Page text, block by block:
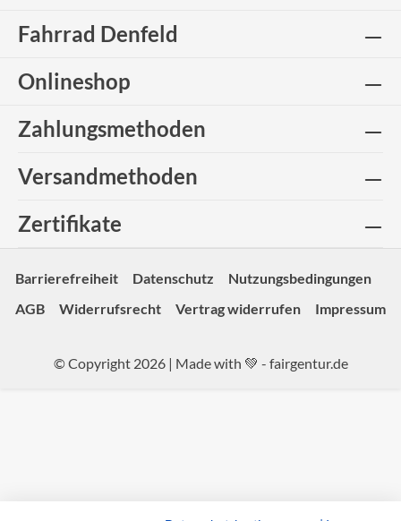
Fahrrad Denfeld
Onlineshop
Zahlungsmethoden
Versandmethoden
Zertifikate
Barrierefreiheit Datenschutz
Nutzungsbedingungen
AGB
Widerrufsrecht Vertrag widerrufen Impressum
© Copyright 2026 | Made with 💚 - fairgentur.de